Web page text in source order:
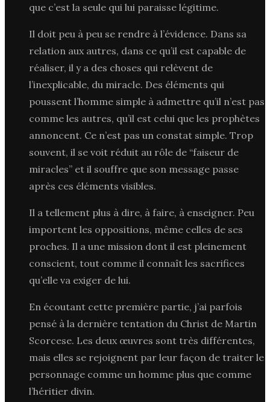
que c’est la seule qui lui paraisse légitime.
Il doit peu à peu se rendre à l’évidence. Dans sa
relation aux autres, dans ce qu’il est capable de
réaliser, il y a des choses qui relèvent de
l’inexplicable, du miracle. Des éléments qui
poussent l’homme simple à admettre qu’il n’est pas
comme les autres, qu’il est celui que les prophètes
annoncent. Ce n’est pas un constat simple. Trop
souvent, il se voit réduit au rôle de “faiseur de
miracles” et il souffre que son message passe
après ces éléments visibles.
Il a tellement plus à dire, à faire, à enseigner. Peu
importent les oppositions, même celles de ses
proches. Il a une mission dont il est pleinement
conscient, tout comme il connaît les sacrifices
qu’elle va exiger de lui.
En écoutant cette première partie, j’ai parfois
pensé à la dernière tentation du Christ de Martin
Scorcese. Les deux œuvres sont très différentes,
mais elles se rejoignent par leur façon de traiter le
personnage comme un homme plus que comme
l’héritier divin.